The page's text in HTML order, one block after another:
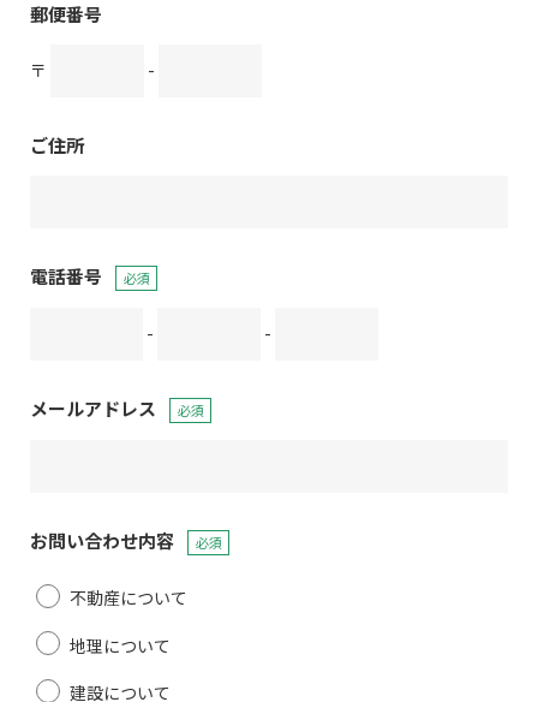
郵便番号
〒 -
ご住所
電話番号 必須
- -
メールアドレス 必須
お問い合わせ内容 必須
不動産について
地理について
建設について